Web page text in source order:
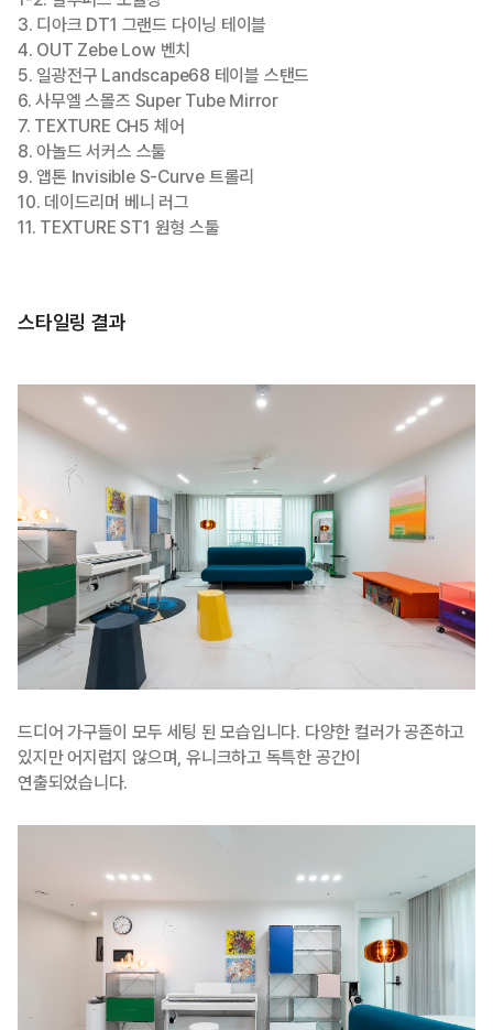
3. 디아크 DT1 그랜드 다이닝 테이블
4. OUT Zebe Low 벤치
5. 일광전구 Landscape68 테이블 스탠드
6. 사무엘 스몰즈 Super Tube Mirror
7. TEXTURE CH5 체어
8. 아놀드 서커스 스툴
9. 앱톤 Invisible S-Curve 트롤리
10. 데이드리머 베니 러그
11. TEXTURE ST1 원형 스툴
스타일링 결과
드디어 가구들이 모두 세팅 된 모습입니다. 다양한 컬러가 공존하고
있지만 어지럽지 않으며, 유니크하고 독특한 공간이
연출되었습니다.